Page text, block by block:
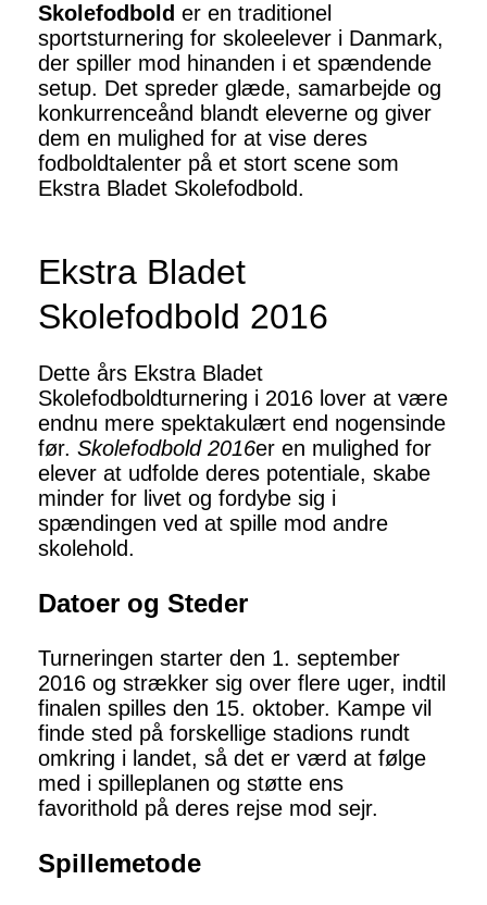
Skolefodbold er en traditionel
sportsturnering for skoleelever i Danmark,
der spiller mod hinanden i et spændende
setup. Det spreder glæde, samarbejde og
konkurrenceånd blandt eleverne og giver
dem en mulighed for at vise deres
fodboldtalenter på et stort scene som
Ekstra Bladet Skolefodbold.
Ekstra Bladet
Skolefodbold 2016
Dette års Ekstra Bladet
Skolefodboldturnering i 2016 lover at være
endnu mere spektakulært end nogensinde
før. Skolefodbold 2016er en mulighed for
elever at udfolde deres potentiale, skabe
minder for livet og fordybe sig i
spændingen ved at spille mod andre
skolehold.
Datoer og Steder
Turneringen starter den 1. september
2016 og strækker sig over flere uger, indtil
finalen spilles den 15. oktober. Kampe vil
finde sted på forskellige stadions rundt
omkring i landet, så det er værd at følge
med i spilleplanen og støtte ens
favorithold på deres rejse mod sejr.
Spillemetode